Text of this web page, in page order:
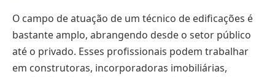
O campo de atuação de um técnico de edificações é
bastante amplo, abrangendo desde o setor público
até o privado. Esses profissionais podem trabalhar
em construtoras, incorporadoras imobiliárias,